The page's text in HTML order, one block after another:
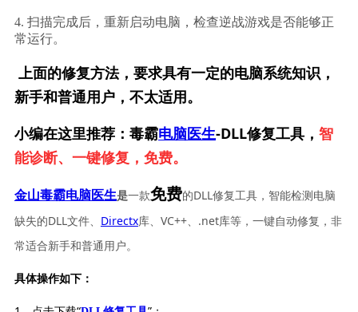
4. 扫描完成后，重新启动电脑，检查逆战游戏是否能够正
常运行。
上面的修复方法，要求具有一定的电脑系统知识，
新手和普通用户，不太适用。
小编在这里推荐：毒霸电脑医生-DLL修复工具， 智
能诊断、一键修复，免费。
金山毒霸电脑医生是一款免费的DLL修复工具，智能检测电脑
缺失的DLL文件、 Directx库、VC++、.net库等，一键自动修复，非
常适合新手和普通用户。
具体操作如下：